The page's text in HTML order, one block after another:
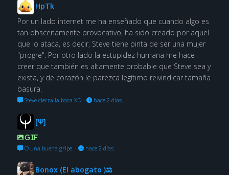
HpTk
Por un lado internet me ha enseñado que cuando algo es
tan obscenamente provocativo, ha sido creado por aquel
que lo ataca, es decir, Steve tiene pinta de ser una mujer
"progre". Por otro lado la estupidez humana me hace
creer que también es altamente probable que Steve sea y
exista, y de corazón le parezca legítimo reivindicar tamaña
basura.
Steve cierra la boca XD · hace 2 días
[Ψ]
GIF
O una buena gripe. · hace 2 días
Bonox (El abogato )⚖